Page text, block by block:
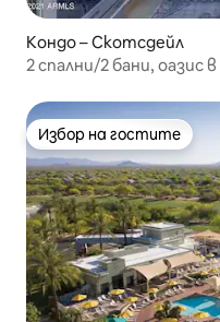
Кондо – Скотсдейл
2 спални/2 бани, оазис
Избор на гостите
Избор на гостите